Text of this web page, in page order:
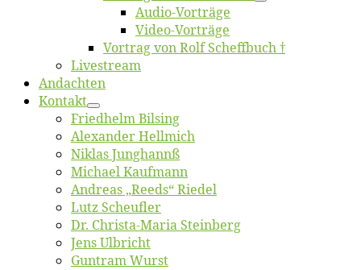
Au­dio-Vor­trä­ge
Vi­deo-Vor­trä­ge
Vor­trag von Rolf Scheffbuch †
Live­stream
An­dach­ten
Kon­takt
Fried­helm Bilsing
Alex­an­der Hellmich
Ni­klas Junghannß
Mi­cha­el Kaufmann
An­dre­as „Reeds“ Riedel
Lutz Scheuf­ler
Dr. Chris­­ta-Ma­ria Steinberg
Jens Ulb­richt
Gun­tram Wurst